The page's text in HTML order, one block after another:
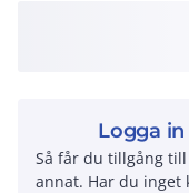
Logga
Så får du tillgång
annat. Har du inget